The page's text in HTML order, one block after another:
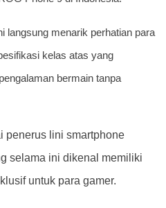
langsung menarik perhatian para
kelas atas yang
bermain tanpa
penerus lini smartphone
selama ini dikenal memiliki
untuk para gamer.